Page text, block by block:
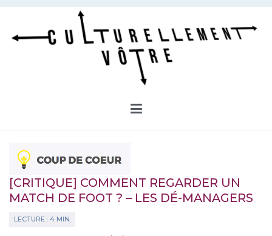
Aller
contenu
[CRITIQUE] COMMENT REGARDER UN
MATCH DE FOOT ? – LES DÉ-MANAGERS